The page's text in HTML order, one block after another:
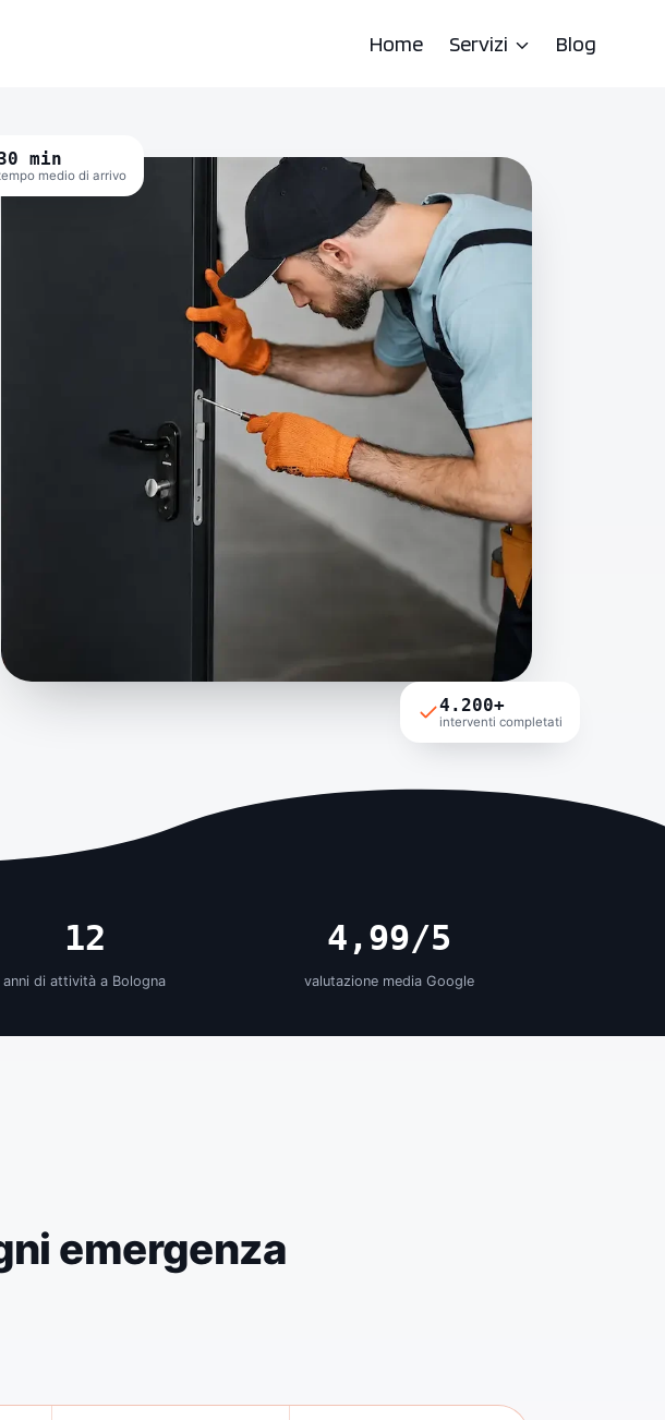
Home Servizi Blog
min
medio di arrivo
4.200+
interventi completati
12
anni di attività a Bologna
4,99/5
valutazione media Google
emergenza